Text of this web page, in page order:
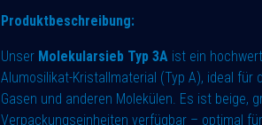
Produktbeschreibung:
Unser Molekularsieb Typ 3A ist ein
Alumosilikat-Kristallmaterial (Typ A), ideal für
Gasen und anderen Molekülen. Es ist beige,
Verpackungseinheiten verfügbar – optimal